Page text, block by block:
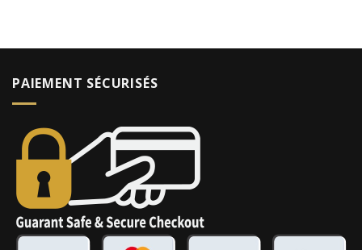
PAIEMENT SÉCURISÉS